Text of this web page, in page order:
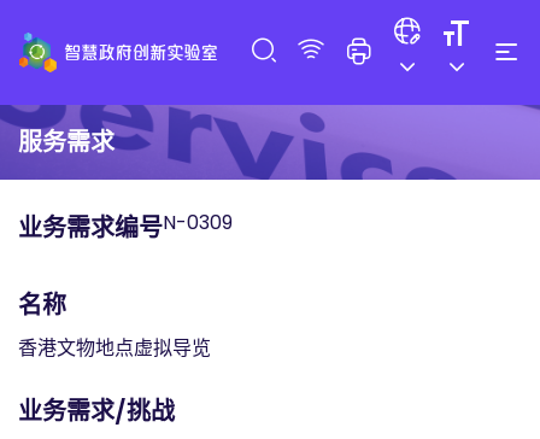
服务需求
业务需求编号N-0309
名称
香港文物地点虚拟导览
业务需求/挑战